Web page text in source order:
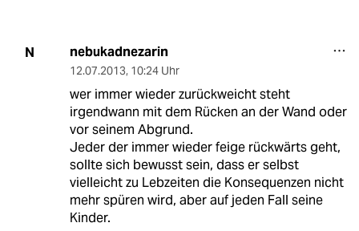
N nebukadnezarin
12.07.2013, 10:24 Uhr
wer immer wieder zurückweicht steht
irgendwann mit dem Rücken an der Wand oder
vor seinem Abgrund.
Jeder der immer wieder feige rückwärts geht,
sollte sich bewusst sein, dass er selbst
vielleicht zu Lebzeiten die Konsequenzen nicht
mehr spüren wird, aber auf jeden Fall seine
Kinder.